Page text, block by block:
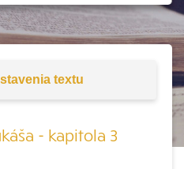
textu
- kapitola 3